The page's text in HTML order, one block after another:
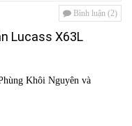
Bình luận (2)
Lucass X63L
Khôi Nguyên và